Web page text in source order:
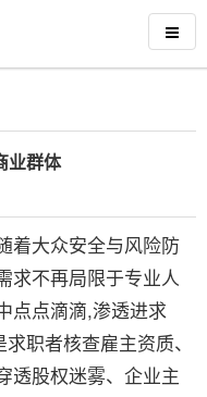
业群体
大众安全与风险防
求不再局限于专业人
点点滴滴,渗透进求
职者核查雇主资质、
透股权迷雾、企业主